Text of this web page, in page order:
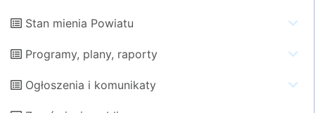
Stan mienia Powiatu
Programy, plany, raporty
Ogłoszenia i komunikaty